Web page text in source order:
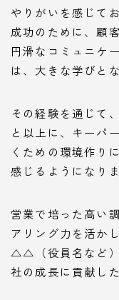
やりがいを感じて
成功のために、顧
円滑なコミュニケ
は、大きな学びと
その経験を通じて
と以上に、キーパ
くための環境作り
感じるようになりま
営業で培った高い
アリング力を活か
△△（役員名など）
社の成長に貢献し